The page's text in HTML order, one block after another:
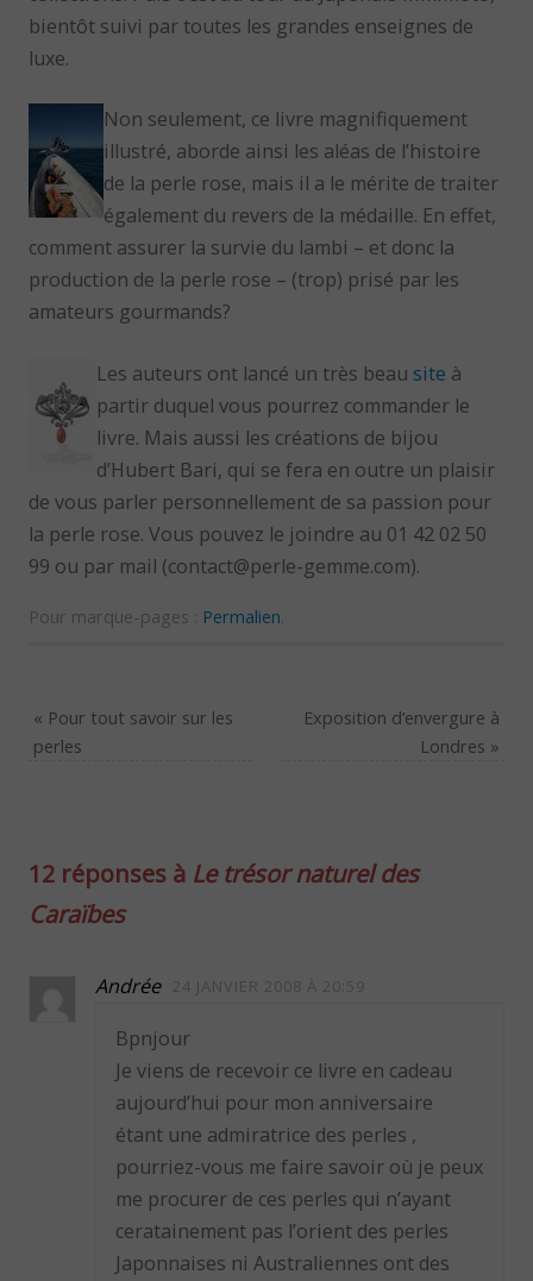
bientôt suivi par toutes les grandes enseignes de
luxe.
Non seulement, ce livre magnifiquement
illustré, aborde ainsi les aléas de l’histoire
de la perle rose, mais il a le mérite de traiter
également du revers de la médaille. En effet,
comment assurer la survie du lambi – et donc la
production de la perle rose – (trop) prisé par les
amateurs gourmands?
Les auteurs ont lancé un très beau site à
partir duquel vous pourrez commander le
livre. Mais aussi les créations de bijou
d’Hubert Bari, qui se fera en outre un plaisir
de vous parler personnellement de sa passion pour
la perle rose. Vous pouvez le joindre au 01 42 02 50
99 ou par mail (contact@perle-gemme.com).
Pour marque-pages : Permalien
« Pour tout savoir sur les
perles
Exposition d’envergure à
Londres »
12 réponses à Le trésor naturel des
Caraïbes
Andrée 24 JANVIER 2008 À 20:59
Bpnjour
Je viens de recevoir ce livre en cadeau
aujourd’hui pour mon anniversaire
étant une admiratrice des perles ,
pourriez-vous me faire savoir où je peux
me procurer de ces perles qui n’ayant
ceratainement pas l’orient des perles
Japonnaises ni Australiennes ont des